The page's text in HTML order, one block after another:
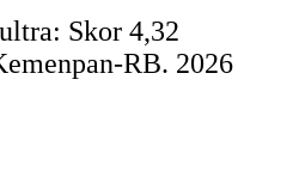
Skor 4,32
RB. 2026